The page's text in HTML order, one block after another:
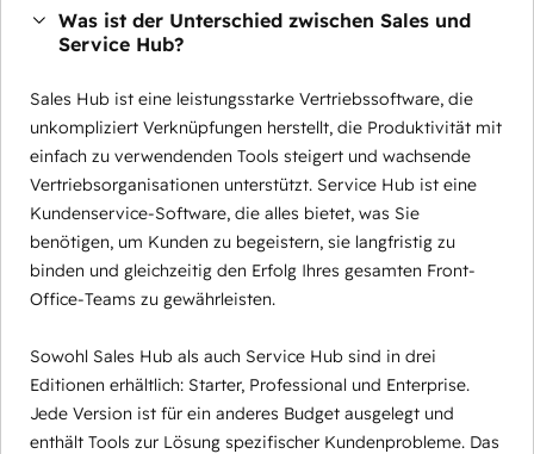
Was ist der Unterschied zwischen Sales und
Service Hub?
Sales Hub ist eine leistungsstarke Vertriebssoftware, die
unkompliziert Verknüpfungen herstellt, die Produktivität mit
einfach zu verwendenden Tools steigert und wachsende
Vertriebsorganisationen unterstützt. Service Hub ist eine
Kundenservice-Software, die alles bietet, was Sie
benötigen, um Kunden zu begeistern, sie langfristig zu
binden und gleichzeitig den Erfolg Ihres gesamten Front-
Office-Teams zu gewährleisten.
Sowohl Sales Hub als auch Service Hub sind in drei
Editionen erhältlich: Starter, Professional und Enterprise.
Jede Version ist für ein anderes Budget ausgelegt und
enthält Tools zur Lösung spezifischer Kundenprobleme. Das